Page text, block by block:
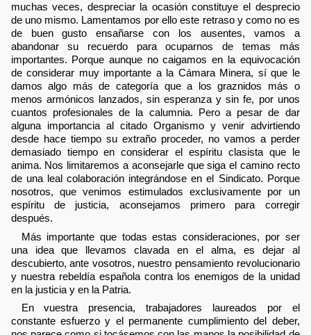
muchas veces, despreciar la ocasión constituye el desprecio
de uno mismo. Lamentamos por ello este retraso y como no es
de buen gusto ensañarse con los ausentes, vamos a
abandonar su recuerdo para ocuparnos de temas más
importantes. Porque aunque no caigamos en la equivocación
de considerar muy importante a la Cámara Minera, sí que le
damos algo más de categoría que a los graznidos más o
menos armónicos lanzados, sin esperanza y sin fe, por unos
cuantos profesionales de la calumnia. Pero a pesar de dar
alguna importancia al citado Organismo y venir advirtiendo
desde hace tiempo su extraño proceder, no vamos a perder
demasiado tiempo en considerar el espíritu clasista que le
anima. Nos limitaremos a aconsejarle que siga el camino recto
de una leal colaboración integrándose en el Sindicato. Porque
nosotros, que venimos estimulados exclusivamente por un
espíritu de justicia, aconsejamos primero para corregir
después.
Más importante que todas estas consideraciones, por ser
una idea que llevamos clavada en el alma, es dejar al
descubierto, ante vosotros, nuestro pensamiento revolucionario
y nuestra rebeldía española contra los enemigos de la unidad
en la justicia y en la Patria.
En vuestra presencia, trabajadores laureados por el
constante esfuerzo y el permanente cumplimiento del deber,